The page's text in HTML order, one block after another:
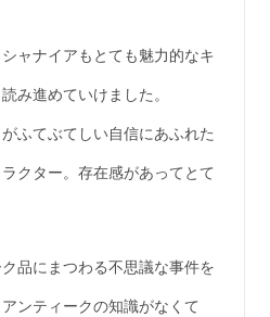
ャナイアもとても魅力的なキ
み進めていけました。
ふてぶてしい自信にあふれた
クター。存在感があってとて
品にまつわる不思議な事件を
ンティークの知識がなくて